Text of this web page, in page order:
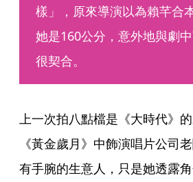
樣」，原來導演以為賴芊合
她是160公分，意外地與劇
很契合。
上一次拍八點檔是《大時代》
《黃金歲月》中飾演唱片公司
有手腕的生意人，只是她透露